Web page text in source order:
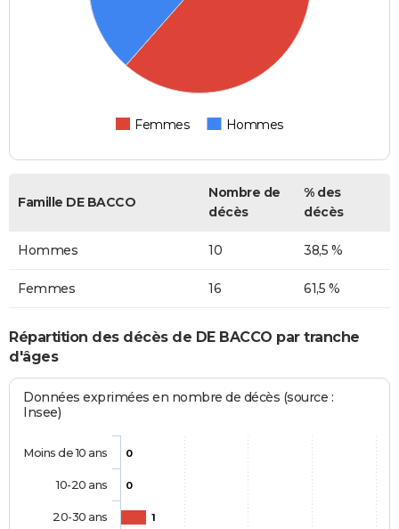
Femmes Hommes
Famille DE BACCO
Nombre de
décès
% des
décès
Hommes 10 38,5 %
Femmes 16 61,5 %
Répartition des décès de DE BACCO par tranche
d'âges
Données exprimées en nombre de décès (source :
Insee)
0
0
1
Moins de 10 ans
10-20 ans
20-30 ans